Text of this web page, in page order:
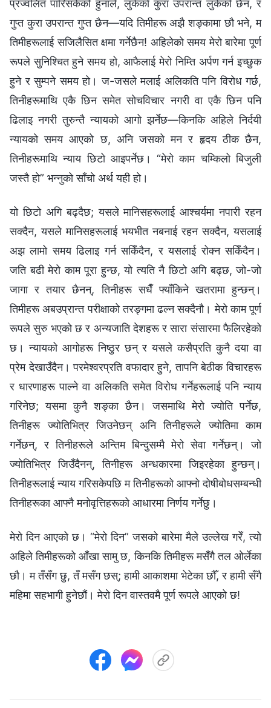
प्रज्वलित पारिसकेको हुनाले, लुकेको कुरा उपरान्त लुकेको छैन, र
गुप्त कुरा उपरान्त गुप्त छैन—यदि तिमीहरू अझै शङ्कामा छौ भने, म
तिमीहरूलाई सजिलैसित क्षमा गर्नेछैन! अहिलेको समय मेरो बारेमा पूर्ण
रूपले सुनिश्चित हुने समय हो, आफैलाई मेरो निम्ति अर्पण गर्न इच्छुक
हुने र सुम्पने समय हो। ज-जसले मलाई अलिकति पनि विरोध गर्छ,
तिनीहरूमाथि एकै छिन समेत सोचविचार नगरी वा एकै छिन पनि
ढिलाइ नगरी तुरुन्तै न्यायको आगो झर्नेछ—किनकि अहिले निर्दयी
न्यायको समय आएको छ, अनि जसको मन र हृदय ठीक छैन,
तिनीहरूमाथि न्याय छिटो आइपर्नेछ। “मेरो काम चम्किलो बिजुली
जस्तै हो” भन्नुको साँचो अर्थ यही हो।
यो छिटो अगि बढ्दैछ; यसले मानिसहरूलाई आश्चर्यमा नपारी रहन
सक्दैन, यसले मानिसहरूलाई भयभीत नबनाई रहन सक्दैन, यसलाई
अझ लामो समय ढिलाइ गर्न सकिँदैन, र यसलाई रोक्‍न सकिँदैन।
जति बढी मेरो काम पूरा हुन्छ, यो त्यति नै छिटो अगि बढ्छ, जो-जो
जागा र तयार छैनन्, तिनीहरू सधैँ फ्याँकिने खतरामा हुन्छन्।
तिमीहरू अबउप्रान्त परीक्षाको तरङ्गमा ढल्न सक्दैनौ। मेरो काम पूर्ण
रूपले सुरु भएको छ र अन्यजाति देशहरू र सारा संसारमा फैलिरहेको
छ। न्यायको आगोहरू निष्ठुर छन् र यसले कसैप्रति कुनै दया वा
प्रेम देखाउँदैन। परमेश्‍वरप्रति वफादार हुने, तापनि बेठीक विचारहरू
र धारणाहरू पाल्‍ने वा अलिकति समेत विरोध गर्नेहरूलाई पनि न्याय
गरिनेछ; यसमा कुनै शङ्का छैन। जसमाथि मेरो ज्योति पर्नेछ,
तिनीहरू ज्योतिभित्र जिउनेछन् अनि तिनीहरूले ज्योतिमा काम
गर्नेछन्, र तिनीहरूले अन्तिम बिन्दुसम्मै मेरो सेवा गर्नेछन्। जो
ज्योतिभित्र जिउँदैनन्, तिनीहरू अन्धकारमा जिइरहेका हुन्छन्।
तिनीहरूलाई न्याय गरिसकेपछि म तिनीहरूको आफ्‍नो दोषीबोधसम्‍बन्धी
तिनीहरूका आफ्‍नै मनोवृत्तिहरूको आधारमा निर्णय गर्नेछु।
मेरो दिन आएको छ। “मेरो दिन” जसको बारेमा मैले उल्लेख गरेँ, त्यो
अहिले तिमीहरूको आँखा सामु छ, किनकि तिमीहरू मसँगै तल ओर्लेका
छौ। म तँसँग छु, तँ मसँग छस्; हामी आकाशमा भेटेका छौँ, र हामी सँगै
महिमा सहभागी हुनेछौं। मेरो दिन वास्तवमै पूर्ण रूपले आएको छ!